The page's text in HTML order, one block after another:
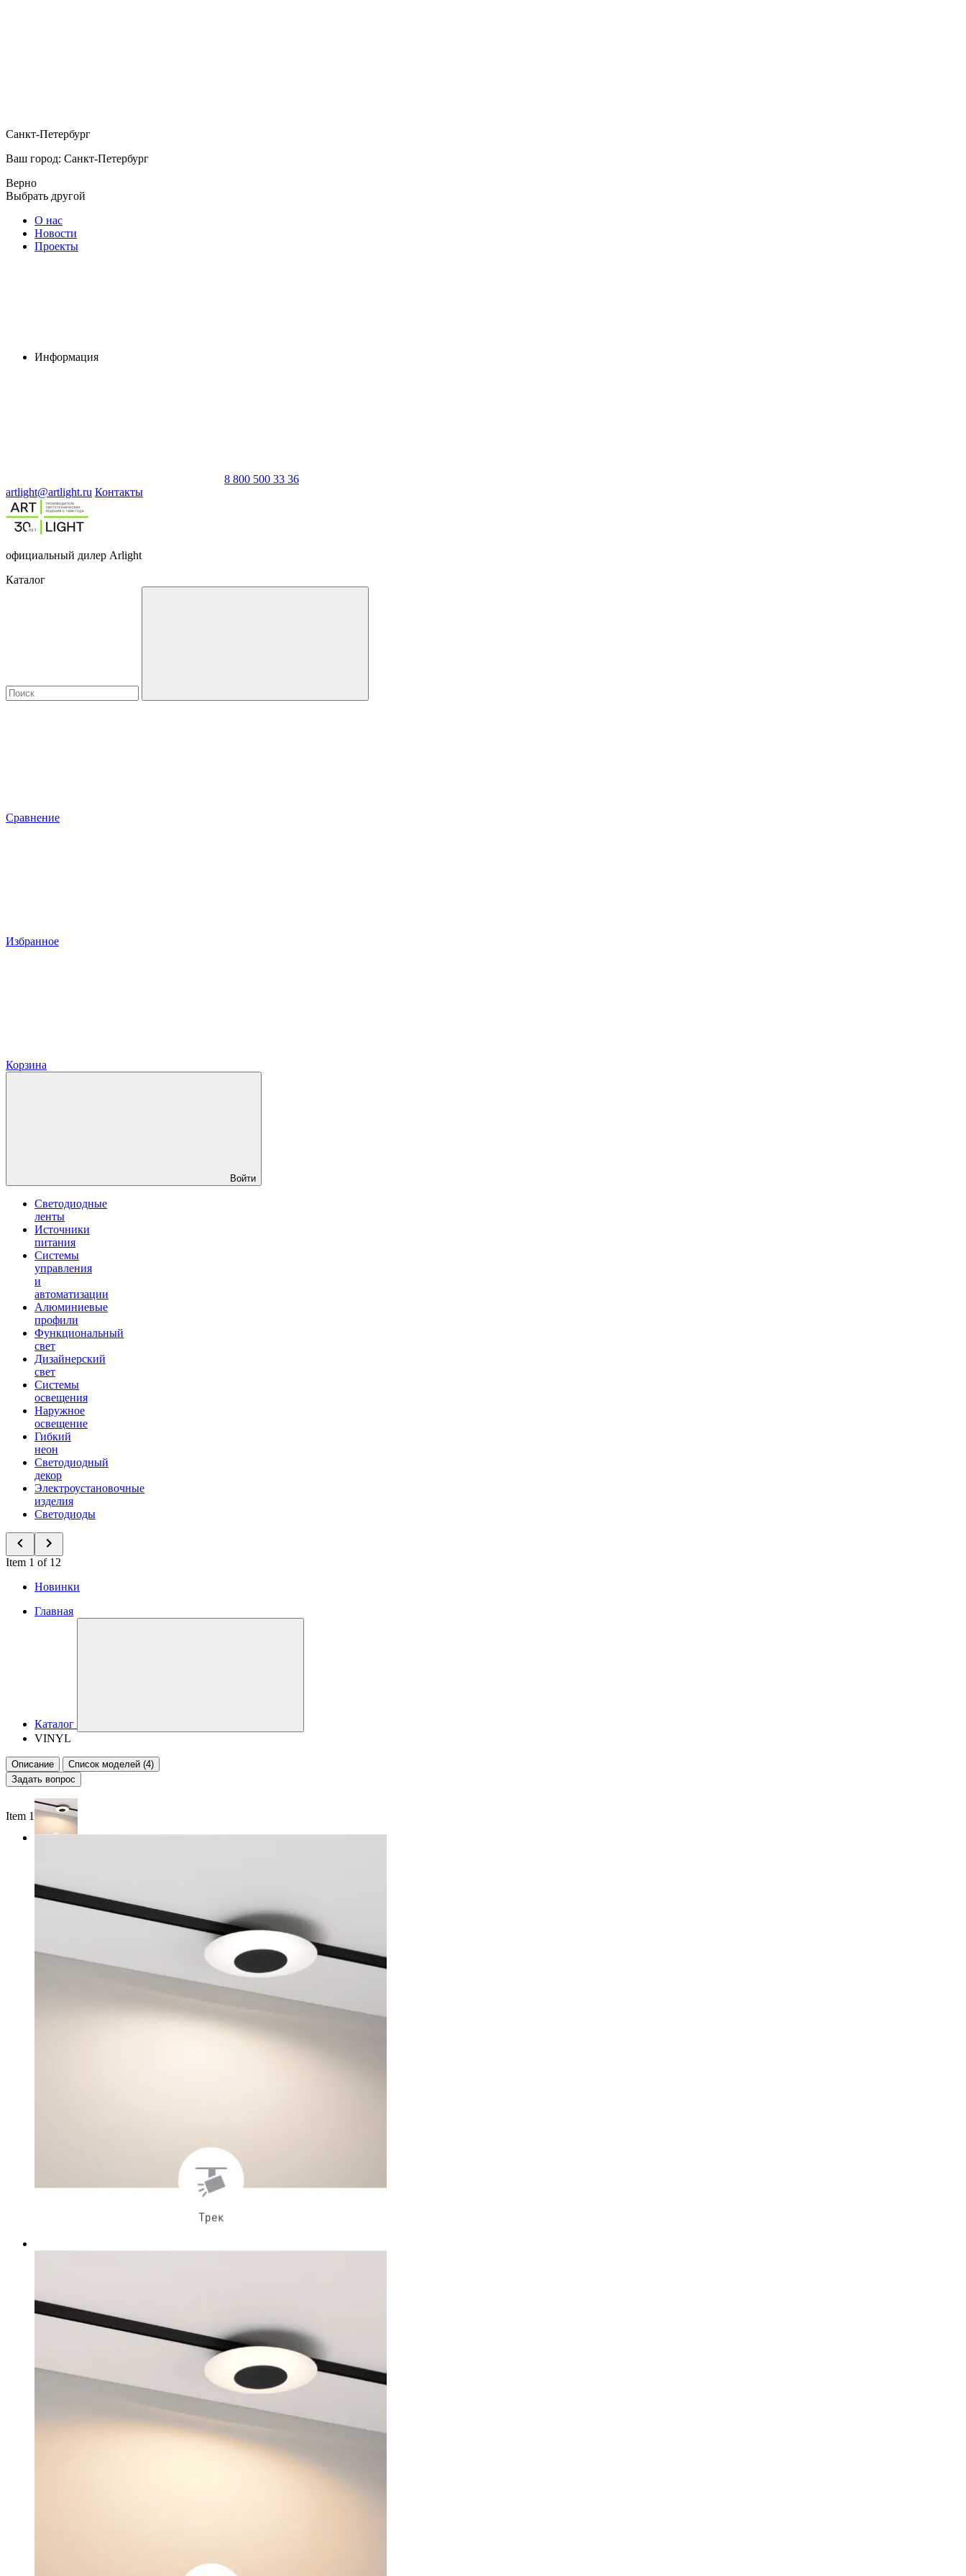
Санкт-Петербург
Ваш город: Санкт-Петербург
Верно
Выбрать другой
О нас
Новости
Проекты
Информация
8 800 500 33 36
artlight@artlight.ru Контакты
официальный дилер Arlight
Каталог
Сравнение
Избранное
Корзина
Войти
Светодиодные
ленты
Источники
питания
Системы
управления
и
автоматизации
Алюминиевые
профили
Функциональный
свет
Дизайнерский
свет
Системы
освещения
Наружное
освещение
Гибкий
неон
Светодиодный
декор
Электроустановочные
изделия
Светодиоды
Item 1 of 12
Новинки
Главная
Каталог
VINYL
Описание
Список моделей (4)
Задать вопрос
Item 1 of 2